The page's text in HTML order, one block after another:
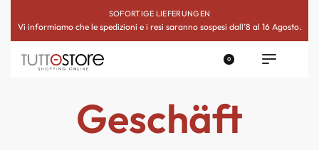
SOFORTIGE LIEFERUNGEN
Vi informiamo che le spedizioni e i resi saranno sospesi dall’8 al 16 Agosto.
0
Geschäft